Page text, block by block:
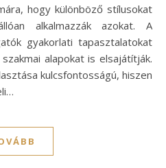
hogy különböző stílusokat
alkalmazzák azokat. A
gyakorlati tapasztalatokat
alapokat is elsajátítják.
kulcsfontosságú, hiszen